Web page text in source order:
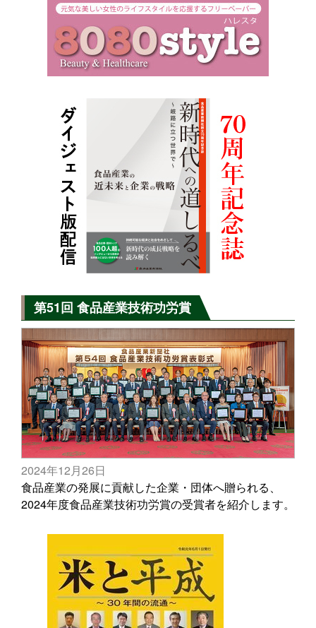
第51回 食品産業技術功労賞
2024年12月26日
食品産業の発展に貢献した企業・団体へ贈られる、
2024年度食品産業技術功労賞の受賞者を紹介します。